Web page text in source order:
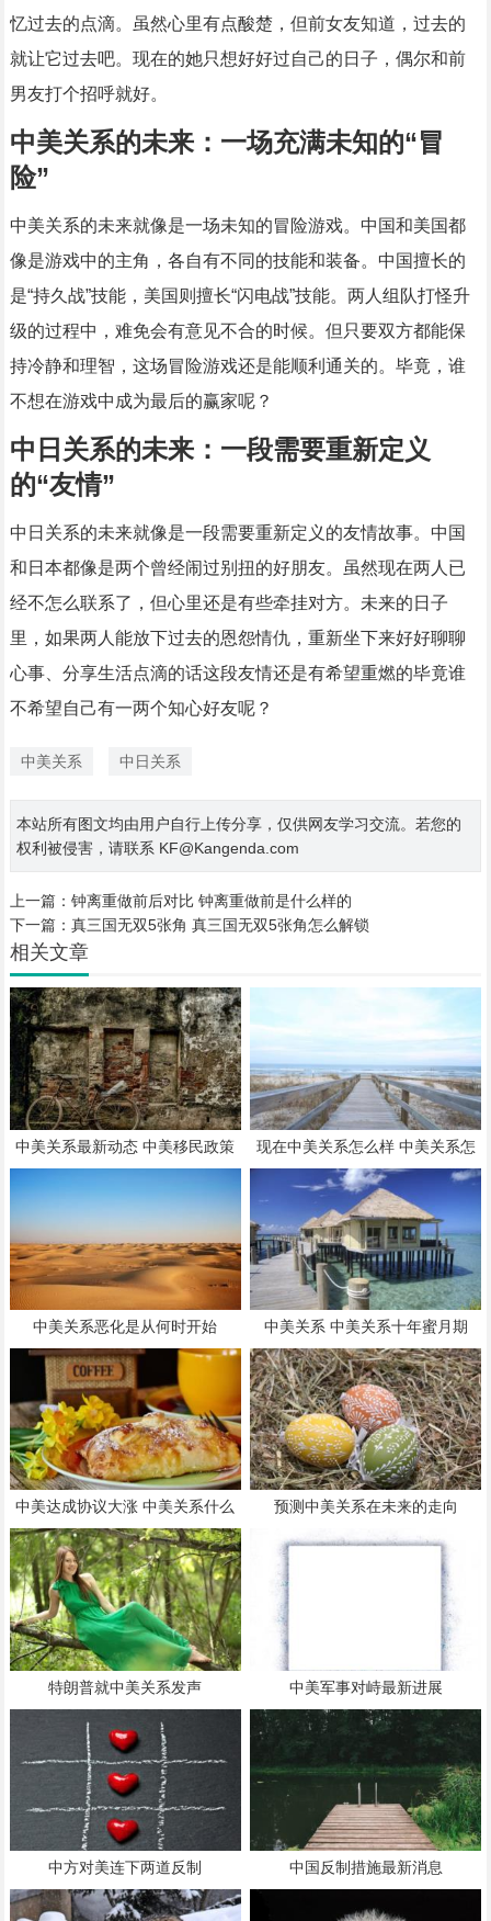
忆过去的点滴。虽然心里有点酸楚，但前女友知道，过去的
就让它过去吧。现在的她只想好好过自己的日子，偶尔和前
男友打个招呼就好。
中美关系的未来：一场充满未知的“冒
险”
中美关系的未来就像是一场未知的冒险游戏。中国和美国都
像是游戏中的主角，各自有不同的技能和装备。中国擅长的
是“持久战”技能，美国则擅长“闪电战”技能。两人组队打怪升
级的过程中，难免会有意见不合的时候。但只要双方都能保
持冷静和理智，这场冒险游戏还是能顺利通关的。毕竟，谁
不想在游戏中成为最后的赢家呢？
中日关系的未来：一段需要重新定义
的“友情”
中日关系的未来就像是一段需要重新定义的友情故事。中国
和日本都像是两个曾经闹过别扭的好朋友。虽然现在两人已
经不怎么联系了，但心里还是有些牵挂对方。未来的日子
里，如果两人能放下过去的恩怨情仇，重新坐下来好好聊聊
心事、分享生活点滴的话这段友情还是有希望重燃的毕竟谁
不希望自己有一两个知心好友呢？
中美关系 中日关系
本站所有图文均由用户自行上传分享，仅供网友学习交流。若您的
权利被侵害，请联系 KF@Kangenda.com
上一篇： 钟离重做前后对比 钟离重做前是什么样的
下一篇： 真三国无双5张角 真三国无双5张角怎么解锁
相关文章
中美关系最新动态 中美移民政策
对比
现在中美关系怎么样 中美关系怎
样
中美关系恶化是从何时开始 中美关系 中美关系十年蜜月期
中美达成协议大涨 中美关系什么
时候走向正常化
预测中美关系在未来的走向
特朗普就中美关系发声 中美军事对峙最新进展
中方对美连下两道反制 中国反制措施最新消息